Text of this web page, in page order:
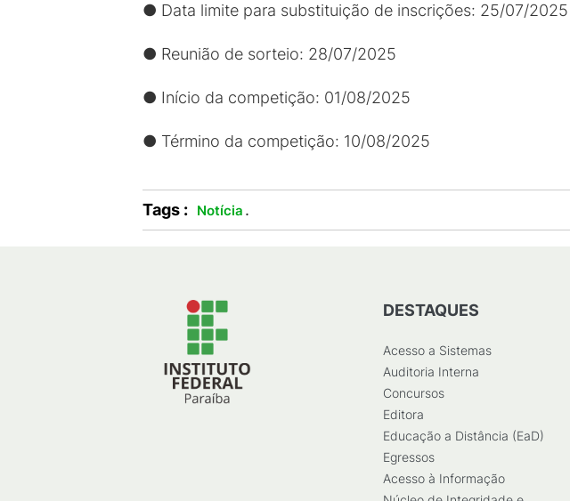
● Data limite para substituição de inscrições: 25/07/2025
● Reunião de sorteio: 28/07/2025
● Início da competição: 01/08/2025
● Término da competição: 10/08/2025
Tags : Notícia .
DESTAQUES
Acesso a Sistemas
Auditoria Interna
Concursos
Editora
Educação a Distância (EaD)
Egressos
Acesso à Informação